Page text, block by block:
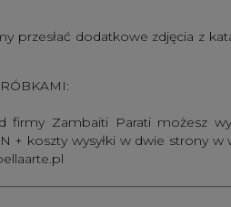
przesłać dodatkowe zdjęcia z
firmy Zambaiti Parati możesz
+ koszty wysyłki w dwie strony